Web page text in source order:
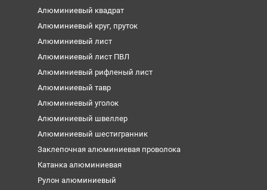
Алюминиевый квадрат
Алюминиевый круг, пруток
Алюминиевый лист
Алюминиевый лист ПВЛ
Алюминиевый рифленый лист
Алюминиевый тавр
Алюминиевый уголок
Алюминиевый швеллер
Алюминиевый шестигранник
Заклепочная алюминиевая проволока
Катанка алюминиевая
Рулон алюминиевый